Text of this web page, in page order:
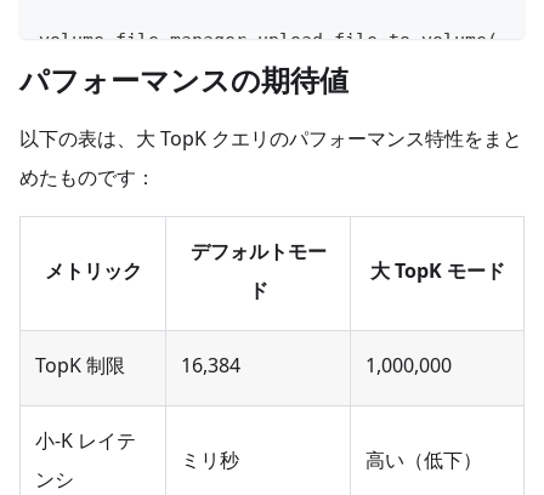
volume_file_manager upload_file_to_volume (
    source_file_path
="/tmp/results.parquet"
    target_volume_path
="results/batch.parquet"
パフォーマンスの期待値
以下の表は、大 TopK クエリのパフォーマンス特性をまと
めたものです：
メトリック
デフォルトモー
ド
大 TopK モード
TopK 制限 16,384 1,000,000
小-K レイテ
ンシ
ミリ秒 高い（低下）